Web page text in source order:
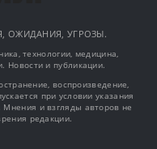
ОЖИДАНИЯ, УГРОЗЫ.
технологии, медицина,
Новости и публикации.
воспроизведение,
при условии указания
Мнения и взгляды авторов не
редакции.